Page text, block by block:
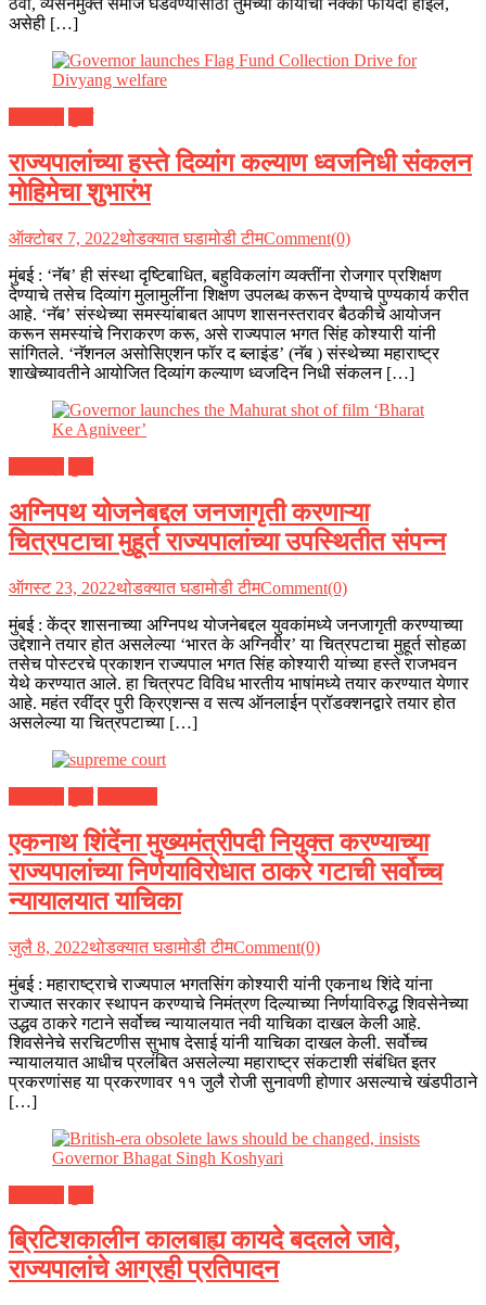
ठेवा, व्यसनमुक्त समाज घडवण्यासाठी तुमच्या कार्याचा नक्की फायदा होईल,
असेही […]
राज्यपालांच्या हस्ते दिव्यांग कल्याण ध्वजनिधी संकलन
मोहिमेचा शुभारंभ
ऑक्टोबर 7, 2022थोडक्यात घडामोडी टीमComment(0)
मुंबई : ‘नॅब’ ही संस्था दृष्टिबाधित, बहुविकलांग व्यक्तींना रोजगार प्रशिक्षण
देण्याचे तसेच दिव्यांग मुलामुलींना शिक्षण उपलब्ध करून देण्याचे पुण्यकार्य करीत
आहे. ‘नॅब’ संस्थेच्या समस्यांबाबत आपण शासनस्तरावर बैठकीचे आयोजन
करून समस्यांचे निराकरण करू, असे राज्यपाल भगत सिंह कोश्यारी यांनी
सांगितले. ‘नॅशनल असोसिएशन फॉर द ब्लाइंड’ (नॅब ) संस्थेच्या महाराष्ट्र
शाखेच्यावतीने आयोजित दिव्यांग कल्याण ध्वजदिन निधी संकलन […]
अग्निपथ योजनेबद्दल जनजागृती करणाऱ्या
चित्रपटाचा मुहूर्त राज्यपालांच्या उपस्थितीत संपन्न
ऑगस्ट 23, 2022थोडक्यात घडामोडी टीमComment(0)
मुंबई : केंद्र शासनाच्या अग्निपथ योजनेबद्दल युवकांमध्ये जनजागृती करण्याच्या
उद्देशाने तयार होत असलेल्या ‘भारत के अग्निवीर’ या चित्रपटाचा मुहूर्त सोहळा
तसेच पोस्टरचे प्रकाशन राज्यपाल भगत सिंह कोश्यारी यांच्या हस्ते राजभवन
येथे करण्यात आले. हा चित्रपट विविध भारतीय भाषांमध्ये तयार करण्यात येणार
आहे. महंत रवींद्र पुरी क्रिएशन्स व सत्य ऑनलाईन प्रॉडक्शनद्वारे तयार होत
असलेल्या या चित्रपटाच्या […]
एकनाथ शिंदेंना मुख्यमंत्रीपदी नियुक्त करण्याच्या
राज्यपालांच्या निर्णयाविरोधात ठाकरे गटाची सर्वोच्च
न्यायालयात याचिका
जुलै 8, 2022थोडक्यात घडामोडी टीमComment(0)
मुंबई : महाराष्ट्राचे राज्यपाल भगतसिंग कोश्यारी यांनी एकनाथ शिंदे यांना
राज्यात सरकार स्थापन करण्याचे निमंत्रण दिल्याच्या निर्णयाविरुद्ध शिवसेनेच्या
उद्धव ठाकरे गटाने सर्वोच्च न्यायालयात नवी याचिका दाखल केली आहे.
शिवसेनेचे सरचिटणीस सुभाष देसाई यांनी याचिका दाखल केली. सर्वोच्च
न्यायालयात आधीच प्रलंबित असलेल्या महाराष्ट्र संकटाशी संबंधित इतर
प्रकरणांसह या प्रकरणावर ११ जुलै रोजी सुनावणी होणार असल्याचे खंडपीठाने
[…]
ब्रिटिशकालीन कालबाह्य कायदे बदलले जावे,
राज्यपालांचे आग्रही प्रतिपादन